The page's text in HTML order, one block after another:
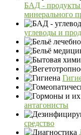
БАД - продукты
минерального
углеводы и
антагонисты
средство